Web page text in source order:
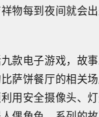
物每到夜间就会
款电子游戏，故
萨饼餐厅的相关
用安全摄像头、